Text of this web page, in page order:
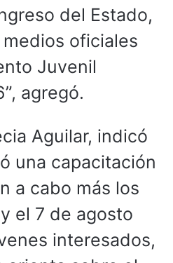
del Estado,
oficiales
Juvenil
agregó.
Aguilar, indicó
una capacitación
a cabo más los
el 7 de agosto
interesados,